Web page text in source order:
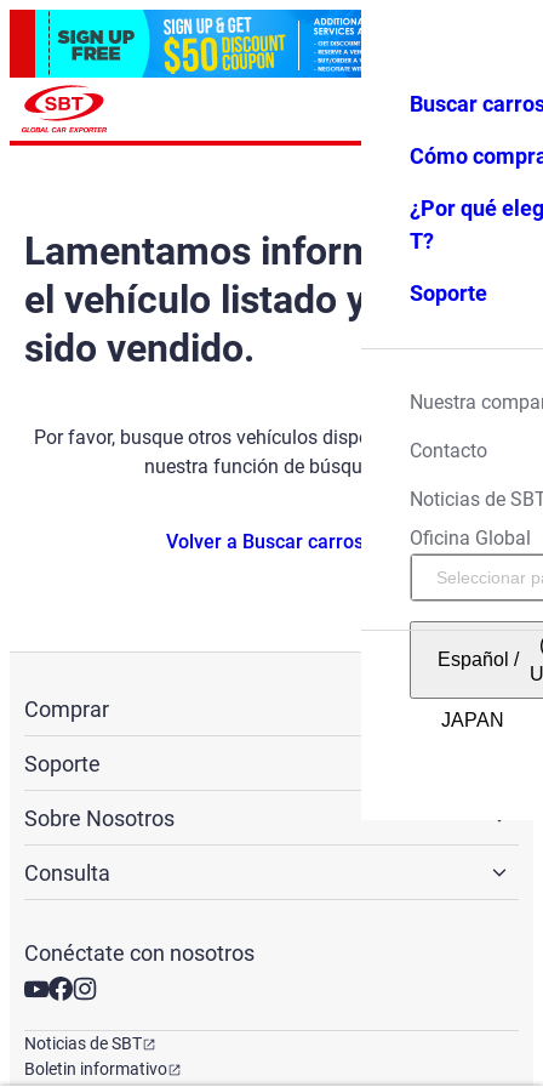
Favoritos Menú
Buscar
Cómo
¿Por qué
T?
Soporte
Nuestra
Contacto
Noticias de
Oficina Global
Español /
Lamentamos informarle que
el vehículo listado ya ha
sido vendido.
Por favor, busque otros vehículos disponibles utilizando
nuestra función de búsqueda.
Volver a Buscar carros
Comprar
Soporte
Sobre Nosotros
Consulta
Conéctate con nosotros
Noticias de SBT
Boletin informativo